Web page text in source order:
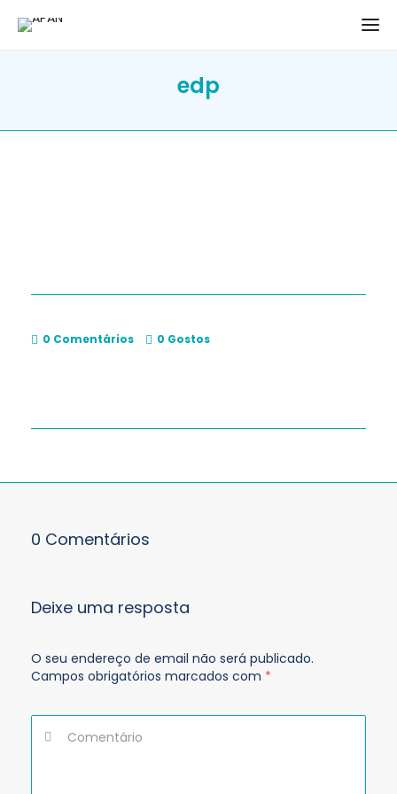
edp
0 Comentários 0 Gostos
0 Comentários
Deixe uma resposta
O seu endereço de email não será publicado.
Campos obrigatórios marcados com *